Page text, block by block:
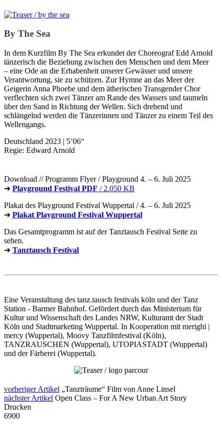
By The Sea
In dem Kurzfilm By The Sea erkundet der Choreograf Edd Arnold
tänzerisch die Beziehung zwischen den Menschen und dem Meer
– eine Ode an die Erhabenheit unserer Gewässer und unsere
Verantwortung, sie zu schützen. Zur Hymne an das Meer der
Geigerin Anna Phoebe und dem ätherischen Transgender Chor
verflechten sich zwei Tänzer am Rande des Wassers und taumeln
über den Sand in Richtung der Wellen. Sich drehend und
schlängelnd werden die Tänzerinnen und Tänzer zu einem Teil des
Wellengangs.
Deutschland 2023 | 5’06“
Regie: Edward Arnold
Download // Programm Flyer / Playground 4. – 6. Juli 2025
➜ Playground Festival PDF / 2.050 KB
Plakat des Playground Festival Wuppertal / 4. – 6. Juli 2025
➜ Plakat Playground Festival Wuppertal
Das Gesamtprogramm ist auf der Tanztausch Festival Seite zu
sehen.
➜ Tanztausch Festival
Eine Veranstaltung des tanz.tausch festivals köln und der Tanz
Station - Barmer Bahnhof. Gefördert durch das Ministerium für
Kultur und Wissenschaft des Landes NRW, Kulturamt der Stadt
Köln und Stadtmarketing Wuppertal. In Kooperation mit merighi |
mercy (Wuppertal), Moovy Tanzfilmfestival (Köln),
TANZRAUSCHEN (Wuppertal), UTOPIASTADT (Wuppertal)
und der Färberei (Wuppertal).
vorheriger Artikel „Tanzträume“ Film von Anne Linsel
nächster Artikel Open Class – For A New Urban Art Story
Drucken
6900